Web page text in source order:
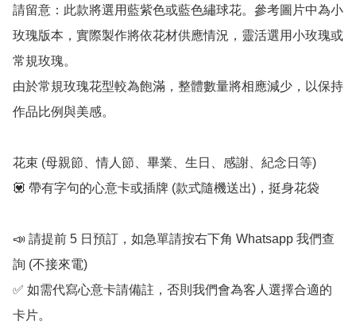
請留意：此款將選用藍紫色或藍色繡球花。參考圖片中為小
玫瑰版本，實際製作將依花材供應情況，靈活選用小玫瑰或
常規玫瑰。
由於常規玫瑰花型較為飽滿，整體數量將相應減少，以保持
作品比例與美感。
花束 (母親節、情人節、畢業、生日、感謝、紀念日等)
💟 帶有字句的心意卡或插牌 (款式隨機送出)，挺身花袋
📣 請提前 5 日預訂，如急單請按右下角 Whatsapp 我們查
詢 (不接來電)
✅ 如需代寫心意卡請備註，否則我們會為客人選擇合適的
卡片。